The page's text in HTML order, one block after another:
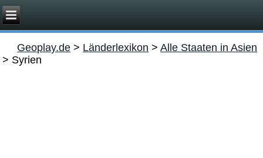
Geoplay.de > Länderlexikon >Alle Staaten in Asien
> Syrien